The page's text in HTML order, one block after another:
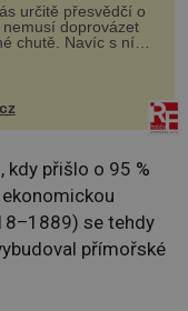
určitě přesvědčí o
doprovázet
chutě. Navíc s ní
hodně hladových
sádlo 3 kg šunky
česneku hl...
kdy přišlo o 95 %
se tehdy
přímořské